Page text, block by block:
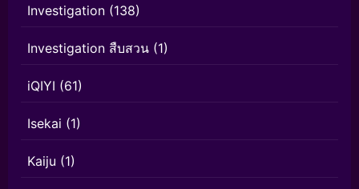
Investigation (138)
Investigation สืบสวน (1)
iQIYI (61)
Isekai (1)
Kaiju (1)